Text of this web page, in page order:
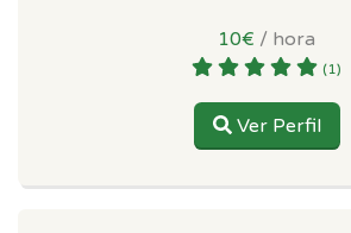
10€ / hora
(1)
Ver Perfil